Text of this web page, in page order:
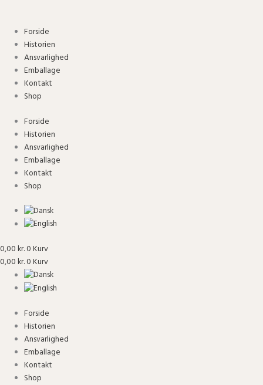
indholdetForside
Historien
Ansvarlighed
Emballage
Kontakt
Shop
Forside
Historien
Ansvarlighed
Emballage
Kontakt
Shop
0,00kr.0Kurv
0,00kr.0Kurv
Forside
Historien
Ansvarlighed
Emballage
Kontakt
Shop
Mud
antal